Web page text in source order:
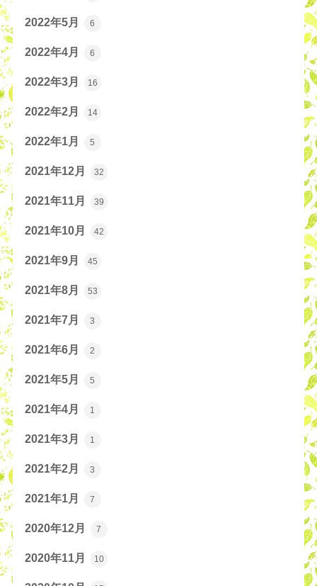
2022年5月 6
2022年4月 6
2022年3月 16
2022年2月 14
2022年1月 5
2021年12月 32
2021年11月 39
2021年10月 42
2021年9月 45
2021年8月 53
2021年7月 3
2021年6月 2
2021年5月 5
2021年4月 1
2021年3月 1
2021年2月 3
2021年1月 7
2020年12月 7
2020年11月 10